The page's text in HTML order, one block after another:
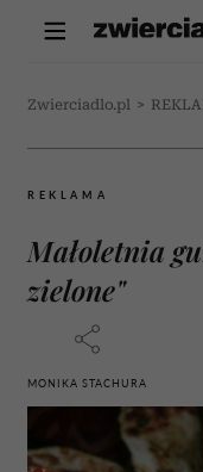
Zwierciadlo.pl >
REKLAMA
Małoletnia
zielone"
MONIKA STACHURA